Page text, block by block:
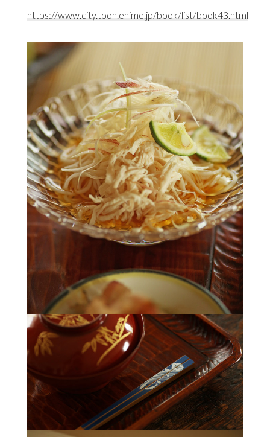
https://www.city.toon.ehime.jp/book/list/book43.html